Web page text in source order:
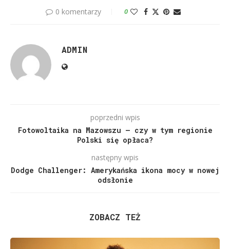
0 komentarzy 0
ADMIN
poprzedni wpis
Fotowoltaika na Mazowszu – czy w tym regionie
Polski się opłaca?
następny wpis
Dodge Challenger: Amerykańska ikona mocy w nowej
odsłonie
ZOBACZ TEŻ